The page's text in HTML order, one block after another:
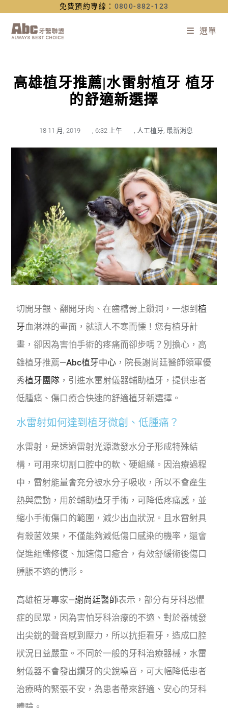
免費預約專線： 0800-882-123
選單
高雄植牙推薦|水雷射植牙 植牙
的舒適新選擇
18 11 月, 2019 , 6:32 上午 , 人工植牙, 最新消息
切開牙齦、翻開牙肉、在齒槽骨上鑽洞，一想到植
牙血淋淋的畫面，就讓人不寒而慄！您有植牙計
畫，卻因為害怕手術的疼痛而卻步嗎？別擔心，高
雄植牙推薦—Abc植牙中心 ，院長謝尚廷醫師領軍優
秀植牙團隊 ，引進水雷射儀器輔助植牙，提供患者
低腫痛、傷口癒合快速的舒適植牙新選擇。
水雷射如何達到植牙微創、低腫痛？
水雷射，是透過雷射光源激發水分子形成特殊結
構，可用來切割口腔中的軟、硬組織。因治療過程
中，雷射能量會充分被水分子吸收，所以不會產生
熱與震動，用於輔助植牙手術，可降低疼痛感，並
縮小手術傷口的範圍，減少出血狀況。且水雷射具
有殺菌效果，不僅能夠減低傷口感染的機率，還會
促進組織修復、加速傷口癒合，有效舒緩術後傷口
腫脹不適的情形。
高雄植牙專家—謝尚廷醫師表示，部分有牙科恐懼
症的民眾，因為害怕牙科治療的不適、對於器械發
出尖銳的聲音感到壓力，所以抗拒看牙，造成口腔
狀況日益嚴重。不同於一般的牙科治療器械，水雷
射儀器不會發出鑽牙的尖銳噪音，可大幅降低患者
治療時的緊張不安，為患者帶來舒適、安心的牙科